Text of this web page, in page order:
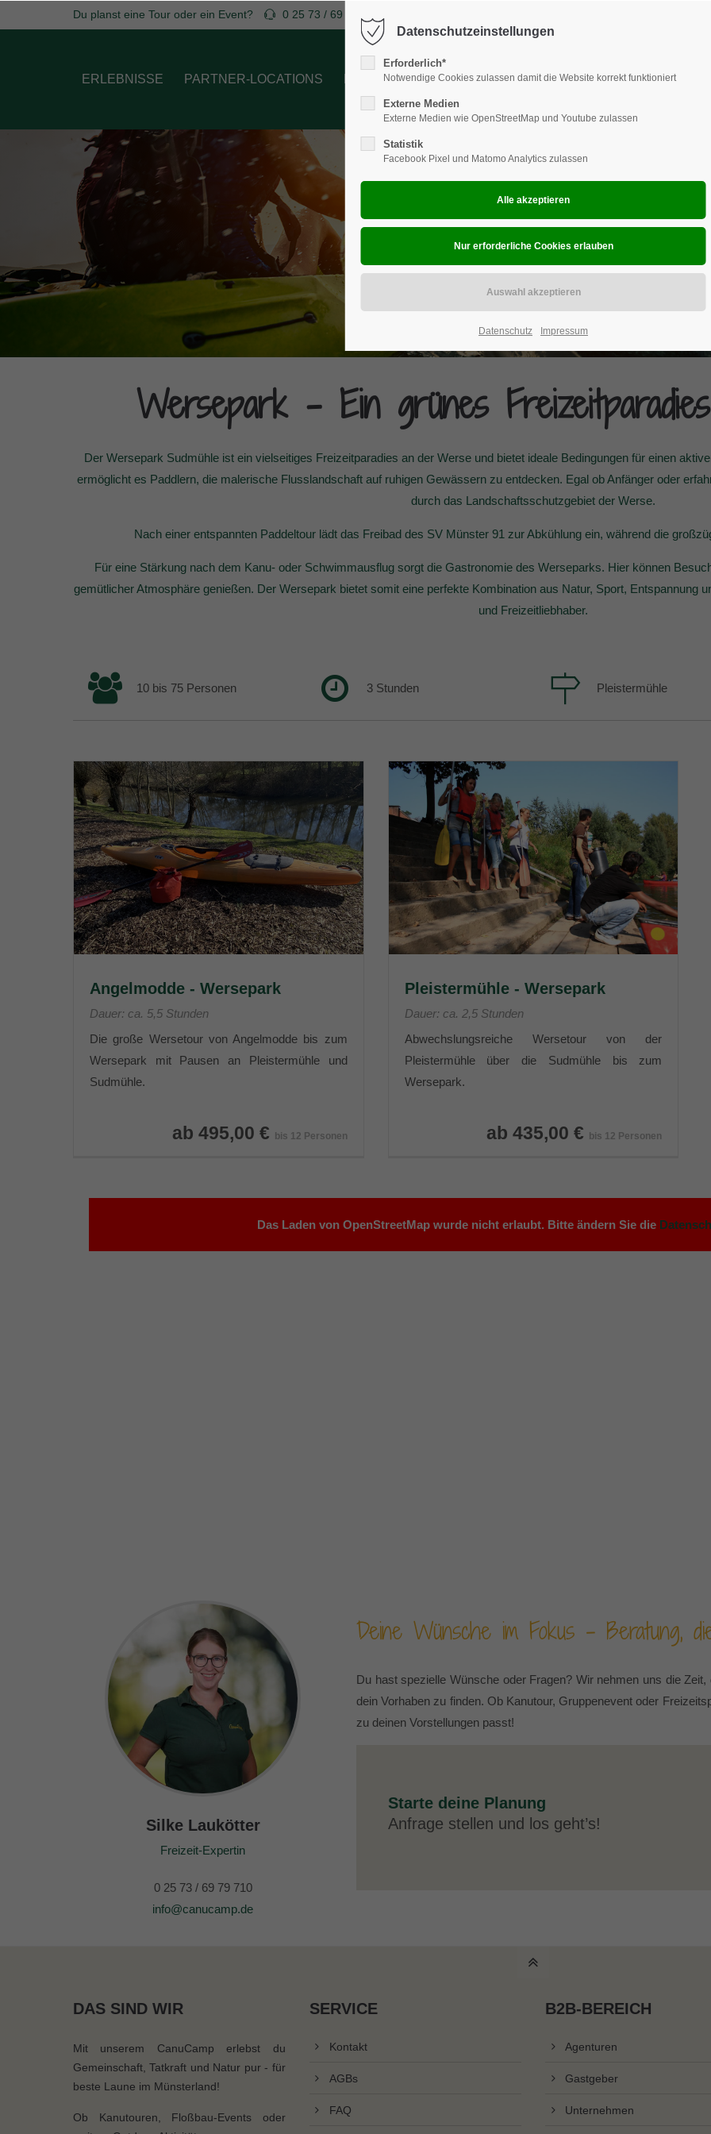
Benutzername
Passwort
Register Lost your password?
Support
Lorem ipsum dolor sit amet:
24h
We offer support for our customers
Mon - Fri 8:00am - 5:00pm
Cybersteel Inc.
San Francisco, CA 94102
Have any questions?
+44 1234 567 890
Du planst eine Tour oder ein Event? 0 25 73 / 69 79 710
ERLEBNISSE PARTNER-LOCATIONS
Wersepark - Ein grünes
Der Wersepark Sudmühle ist ein vielseitiges Freizeitparadies an der Werse und bietet ideale Bedingungen für einen
ermöglicht es Paddlern, die malerische Flusslandschaft auf ruhigen Gewässern zu entdecken. Egal ob Anfänger oder
durch das Landschaftsschutzgebiet der Werse.
Nach einer entspannten Paddeltour lädt das Freibad des SV Münster 91 zur Abkühlung ein, während die
Für eine Stärkung nach dem Kanu- oder Schwimmausflug sorgt die Gastronomie des Werseparks. Hier können
gemütlicher Atmosphäre genießen. Der Wersepark bietet somit eine perfekte Kombination aus Natur, Sport, Entspannung
und Freizeitliebhaber.
10 bis 75 Personen 3 Stunden Pleistermühle
Angelmodde - Wersepark
Dauer: ca. 5,5 Stunden
Die große Wersetour von Angelmodde bis zum
Wersepark mit Pausen an Pleistermühle und
Sudmühle.
ab 495,00 € bis 12 Personen
Pleistermühle - Wersepark
Dauer: ca. 2,5 Stunden
Abwechslungsreiche Wersetour von der
Pleistermühle über die Sudmühle bis zum
Wersepark.
ab 435,00 € bis 12 Personen
Das Laden von OpenStreetMap wurde nicht erlaubt. Bitte ändern Sie die
Silke Laukötter
Freizeit-Expertin
0 25 73 / 69 79 710
info@canucamp.de
Deine Wünsche im Fokus – Beratung,
Du hast spezielle Wünsche oder Fragen? Wir nehmen uns die
dein Vorhaben zu finden. Ob Kanutour, Gruppenevent oder
zu deinen Vorstellungen passt!
Starte deine Planung
Anfrage stellen und los geht’s!
DAS SIND WIR
Mit unserem CanuCamp erlebst du
Gemeinschaft, Tatkraft und Natur pur - für
beste Laune im Münsterland!
Ob Kanutouren, Floßbau-Events oder
SERVICE
Kontakt
AGBs
FAQ
B2B-BEREICH
Agenturen
Gastgeber
Unternehmen
Datenschutzeinstellungen
Erforderlich*
Notwendige Cookies zulassen damit die Website korrekt funktioniert
Externe Medien
Externe Medien wie OpenStreetMap und Youtube zulassen
Statistik
Facebook Pixel und Matomo Analytics zulassen
Datenschutz Impressum